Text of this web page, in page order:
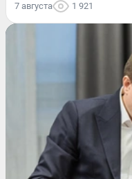
7 августа 1 921